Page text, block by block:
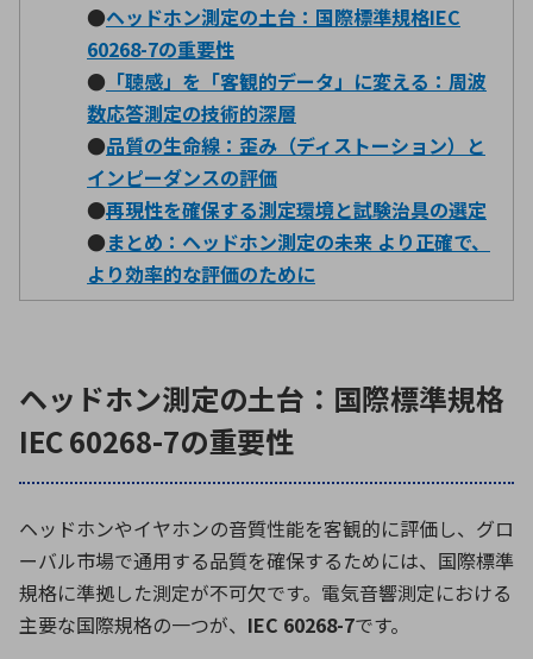
半導体・電子部品小ロット
●ヘッドホン測定の土台：国際標準規格IEC
60268-7の重要性
● 「聴感」を「客観的データ」に変える：周波
数応答測定の技術的深層
●品質の生命線：歪み（ディストーション）と
インピーダンスの評価
●再現性を確保する測定環境と試験治具の選定
●まとめ：ヘッドホン測定の未来 より正確で、
より効率的な評価のために
ヘッドホン測定の土台：国際標準規格
IEC 60268-7の重要性
ヘッドホンやイヤホンの音質性能を客観的に評価し、グロ
ーバル市場で通用する品質を確保するためには、国際標準
規格に準拠した測定が不可欠です。電気音響測定における
主要な国際規格の一つが、 IEC 60268-7です。